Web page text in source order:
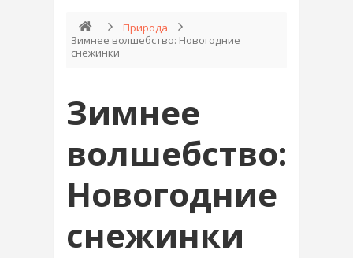
Природа
Зимнее волшебство: Новогодние
снежинки
Зимнее
волшебство:
Новогодние
снежинки